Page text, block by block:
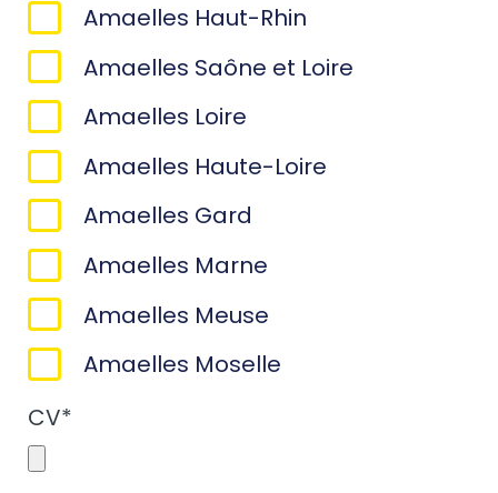
Amaelles Haut-Rhin
Amaelles Saône et Loire
Amaelles Loire
Amaelles Haute-Loire
Amaelles Gard
Amaelles Marne
Amaelles Meuse
Amaelles Moselle
CV*